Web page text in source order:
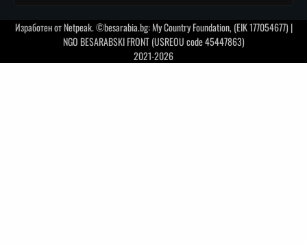
Изработен отNetpeak. ©besarabia.bg: My Country Foundation, (EIK 177054677) |
NGO BESARABSKI FRONT (USREOU code 45447863)
2021-2026